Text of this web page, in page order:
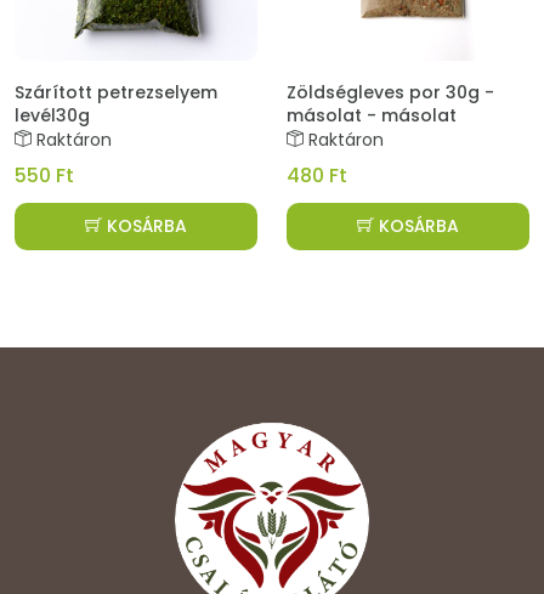
Szárított petrezselyem
levél30g
Raktáron
550 Ft
KOSÁRBA
Zöldségleves por 30g -
másolat - másolat
Raktáron
480 Ft
KOSÁRBA